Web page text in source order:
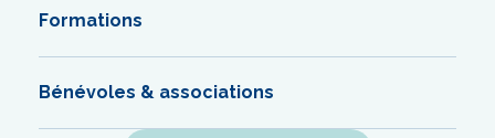
Formations
Bénévoles & associations